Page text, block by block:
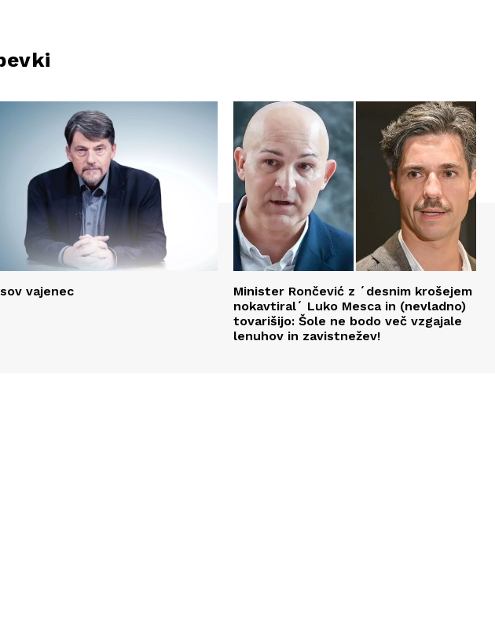
vajenec
Minister Rončević z ´desnim krošejem
nokavtiral´ Luko Mesca in (nevladno)
tovarišijo: Šole ne bodo več vzgajale
lenuhov in zavistnežev!